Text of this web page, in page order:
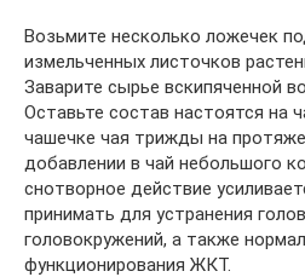
Возьмите несколько ложечек
измельченных листочков
Заварите сырье вскипяченной
Оставьте состав настоятся на
чашечке чая трижды на
добавлении в чай небольшого
снотворное действие
принимать для устранения
головокружений, а также
функционирования ЖКТ.